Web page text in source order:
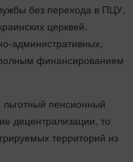
без перехода в ПЦУ,
церквей.
административных,
финансированием
пенсионный
децентрализации, то
территорий из